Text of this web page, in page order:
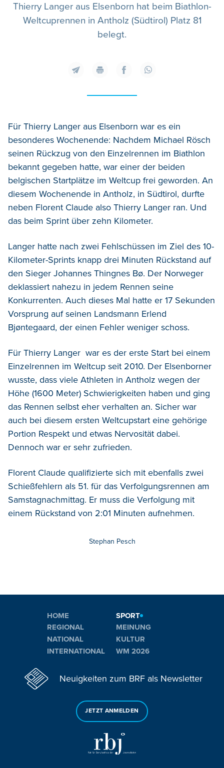
Thierry Langer aus Elsenborn hat beim Biathlon-
Weltcuprennen in Antholz (Südtirol) Platz 81
belegt.
Für Thierry Langer aus Elsenborn war es ein
besonderes Wochenende: Nachdem Michael Rösch
seinen Rückzug von den Einzelrennen im Biathlon
bekannt gegeben hatte, war einer der beiden
belgischen Startplätze im Weltcup frei geworden. An
diesem Wochenende in Antholz, in Südtirol, durfte
neben Florent Claude also Thierry Langer ran. Und
das beim Sprint über zehn Kilometer.
Langer hatte nach zwei Fehlschüssen im Ziel des 10-
Kilometer-Sprints knapp drei Minuten Rückstand auf
den Sieger Johannes Thingnes Bø. Der Norweger
deklassiert nahezu in jedem Rennen seine
Konkurrenten. Auch dieses Mal hatte er 17 Sekunden
Vorsprung auf seinen Landsmann Erlend
Bjøntegaard, der einen Fehler weniger schoss.
Für Thierry Langer war es der erste Start bei einem
Einzelrennen im Weltcup seit 2010. Der Elsenborner
wusste, dass viele Athleten in Antholz wegen der
Höhe (1600 Meter) Schwierigkeiten haben und ging
das Rennen selbst eher verhalten an. Sicher war
auch bei diesem ersten Weltcupstart eine gehörige
Portion Respekt und etwas Nervosität dabei.
Dennoch war er sehr zufrieden.
Florent Claude qualifizierte sich mit ebenfalls zwei
Schießfehlern als 51. für das Verfolgungsrennen am
Samstagnachmittag. Er muss die Verfolgung mit
einem Rückstand von 2:01 Minuten aufnehmen.
Stephan Pesch
HOME
REGIONAL
NATIONAL
INTERNATIONAL
SPORT
MEINUNG
KULTUR
WM 2026
Neuigkeiten zum BRF als Newsletter
JETZT ANMELDEN